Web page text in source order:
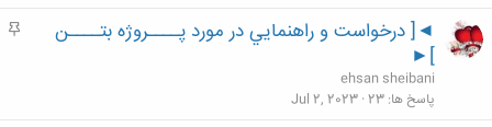
م
◄[ درخواست و راهنمايي در مورد پــــروژه بتــــن
]►
ehsan sheibani
پاسخ ها 23
Jul 2, 2023